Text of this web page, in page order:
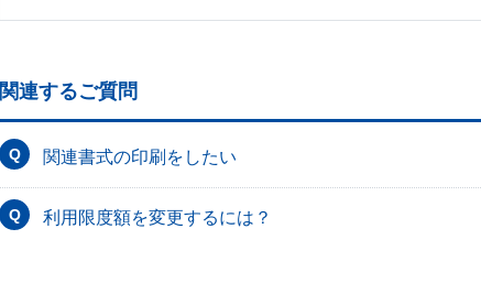
関連するご質問
関連書式の印刷をしたい
利用限度額を変更するには？